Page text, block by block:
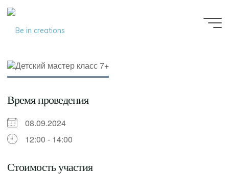
Время проведения
08.09.2024
12:00 - 14:00
Стоимость участия